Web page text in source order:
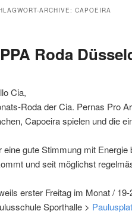
ARCHIVE: CAPOEIRA
Roda
Cia,
Roda der Cia. Pernas Pro
Capoeira spielen und die
eine gute Stimmung mit
und seit möglichst
erster Freitag im Monat / 19-
Sporthalle >